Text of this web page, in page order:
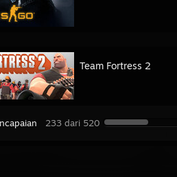
Team Fortress 2
233 dari 520